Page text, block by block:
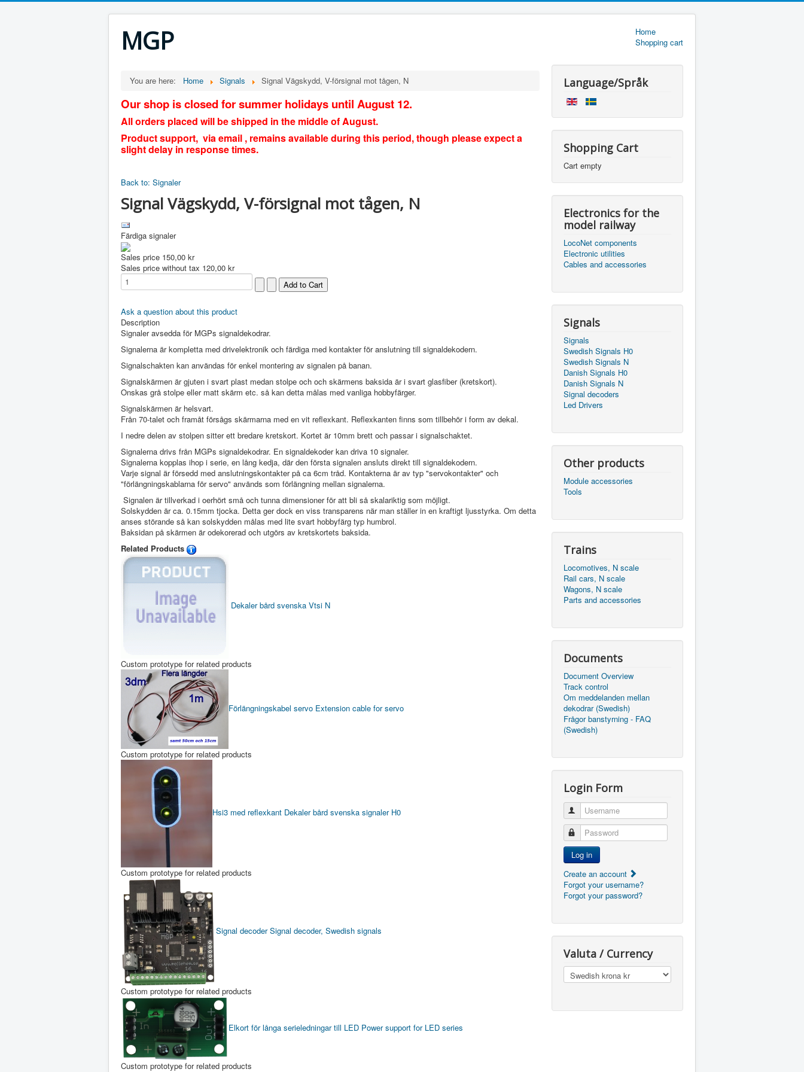
MGP
Home
Shopping cart
You are here: Home Signals Signal Vägskydd, V-försignal mot tågen, N
Our shop is closed for summer holidays until August 12.
All orders placed will be shipped in the middle of August.
Product support, via email , remains available during this period, though please expect a
slight delay in response times.
Back to: Signaler
Signal Vägskydd, V-försignal mot tågen, N
Färdiga signaler
Sales price 150,00 kr
Sales price without tax 120,00 kr
Ask a question about this product
Description
Signaler avsedda för MGPs signaldekodrar.
Signalerna är kompletta med drivelektronik och färdiga med kontakter för anslutning till signaldekodern.
Signalschakten kan användas för enkel montering av signalen på banan.
Signalskärmen är gjuten i svart plast medan stolpe och och skärmens baksida är i svart glasfiber (kretskort).
Onskas grå stolpe eller matt skärm etc. så kan detta målas med vanliga hobbyfärger.
Signalskärmen är helsvart.
Från 70-talet och framåt försågs skärmarna med en vit reflexkant. Reflexkanten finns som tillbehör i form av dekal.
I nedre delen av stolpen sitter ett bredare kretskort. Kortet är 10mm brett och passar i signalschaktet.
Signalerna drivs från MGPs signaldekodrar. En signaldekoder kan driva 10 signaler.
Signalerna kopplas ihop i serie, en lång kedja, där den första signalen ansluts direkt till signaldekodern.
Varje signal är försedd med anslutningskontakter på ca 6cm tråd. Kontakterna är av typ "servokontakter" och
"förlängningskablarna för servo" används som förlängning mellan signalerna.
Signalen är tillverkad i oerhört små och tunna dimensioner för att bli så skalariktig som möjligt.
Solskydden är ca. 0.15mm tjocka. Detta ger dock en viss transparens när man ställer in en kraftigt ljusstyrka. Om detta
anses störande så kan solskydden målas med lite svart hobbyfärg typ humbrol.
Baksidan på skärmen är odekorerad och utgörs av kretskortets baksida.
Related Products
Dekaler bård svenska Vtsi N
Custom prototype for related products
Förlängningskabel servo Extension cable for servo
Custom prototype for related products
Hsi3 med reflexkant Dekaler bård svenska signaler H0
Custom prototype for related products
Signal decoderSignal decoder, Swedish signals
Custom prototype for related products
Elkort för långa serieledningar till LED Power support for LED series
Custom prototype for related products
Language/Språk
Shopping Cart
Cart empty
Electronics for the
model railway
LocoNet components
Electronic utilities
Cables and accessories
Signals
Signals
Swedish Signals H0
Swedish Signals N
Danish Signals H0
Danish Signals N
Signal decoders
Led Drivers
Other products
Module accessories
Tools
Trains
Locomotives, N scale
Rail cars, N scale
Wagons, N scale
Parts and accessories
Documents
Document Overview
Track control
Om meddelanden mellan
dekodrar (Swedish)
Frågor banstyrning - FAQ
(Swedish)
Login Form
Username
Password
Log in
Create an account
Forgot your username?
Forgot your password?
Valuta / Currency